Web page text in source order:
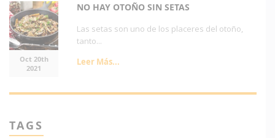
Oct 20th
2021
NO HAY OTOÑO SIN SETAS
Las setas son uno de los placeres del otoño,
tanto...
Leer Más...
TAGS